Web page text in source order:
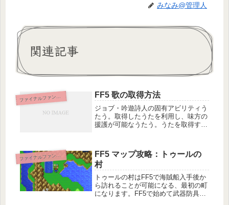
みなみ@管理人
関連記事
ファイナルファンタジー5 FF5 歌の取得方法
ジョブ・吟遊詩人の固有アビリティう
たう。取得したうたを利用し、味方の
援護が可能なうたう。うたを取得する
てのうたの取得方法をご説明します。
たいりょくのうた取得場所：クレセン
ト...
ファイナルファンタジー5
FF5 マップ攻略：トゥールの
村
トゥールの村はFF5で海賊船入手後か
ら訪れることが可能になる、最初の町
になります。FF5で始めて武器防具、